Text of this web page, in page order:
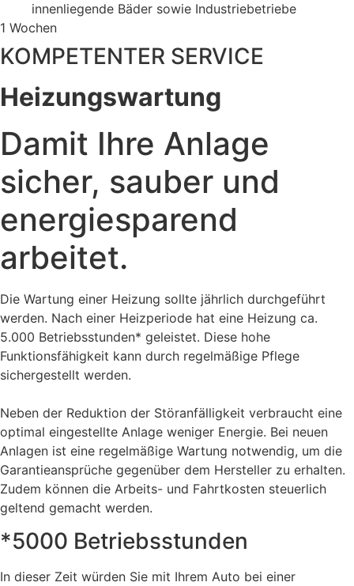
innenliegende Bäder sowie Industriebetriebe
1 Wochen
KOMPETENTER SERVICE
Heizungswartung
Damit Ihre Anlage
sicher, sauber und
energiesparend
arbeitet.
Die Wartung einer Heizung sollte jährlich durchgeführt
werden. Nach einer Heizperiode hat eine Heizung ca.
5.000 Betriebsstunden* geleistet. Diese hohe
Funktionsfähigkeit kann durch regelmäßige Pflege
sichergestellt werden.
Neben der Reduktion der Störanfälligkeit verbraucht eine
optimal eingestellte Anlage weniger Energie. Bei neuen
Anlagen ist eine regelmäßige Wartung notwendig, um die
Garantieansprüche gegenüber dem Hersteller zu erhalten.
Zudem können die Arbeits- und Fahrtkosten steuerlich
geltend gemacht werden.
*5000 Betriebsstunden
In dieser Zeit würden Sie mit Ihrem Auto bei einer